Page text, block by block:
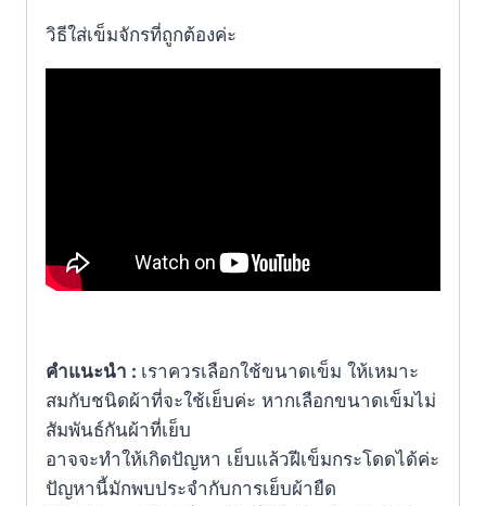
วิธีใส่เข็มจักรที่ถูกต้องค่ะ
คำแนะนำ : เราควรเลือกใช้ขนาดเข็ม ให้เหมาะ
สมกับชนิดผ้าที่จะใช้เย็บค่ะ หากเลือกขนาดเข็มไม่
สัมพันธ์กันผ้าที่เย็บ
อาจจะทำให้เกิดปัญหา เย็บแล้วฝีเข็มกระโดดได้ค่ะ
ปัญหานี้มักพบประจำกับการเย็บผ้ายืด